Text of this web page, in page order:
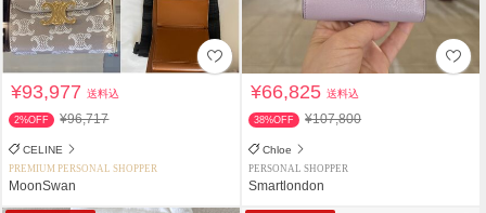
¥93,977送料込
2%OFF ¥96,717
CELINE
PREMIUM PERSONAL SHOPPER
MoonSwan
¥66,825送料込
38%OFF ¥107,800
Chloe
PERSONAL SHOPPER
Smartlondon